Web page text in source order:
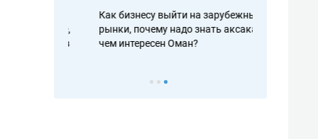
Как бизнесу выйти на зарубежные
рынки, почему надо знать аксакалов и
чем интересен Оман?